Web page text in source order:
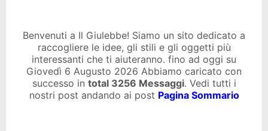
Benvenuti a Il Giulebbe! Siamo un sito dedicato a
raccogliere le idee, gli stili e gli oggetti più
interessanti che ti aiuteranno. fino ad oggi su
Giovedì 6 Augusto 2026 Abbiamo caricato con
successo in total 3256 Messaggi. Vedi tutti i
nostri post andando ai post Pagina Sommario